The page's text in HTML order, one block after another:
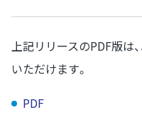
上記リリースのPDF版は
いただけます。
PDF